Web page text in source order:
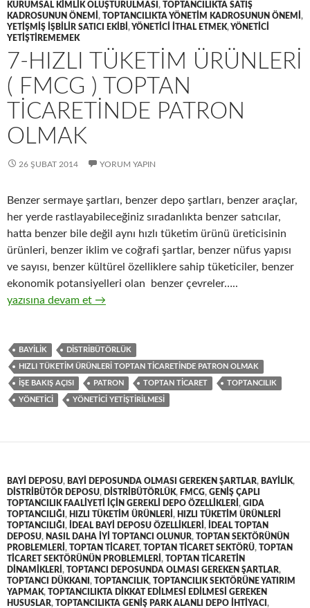
KURUMSAL KIMLIK OLUŞTURULMASI , TOPTANCILIKTA SATIŞ
KADROSUNUN ÖNEMI , TOPTANCILIKTA YÖNETIM KADROSUNUN ÖNEMI ,
YETIŞMIŞ IŞBILIR SATICI EKIBI ,YÖNETICI ITHAL ETMEK,YÖNETICI
YETIŞTIREMEMEK
7-HIZLI TÜKETIM ÜRÜNLERI
( FMCG ) TOPTAN
TICARETINDE PATRON
OLMAK
26 ŞUBAT 2014 YORUM YAPIN
Benzer sermaye şartları, benzer depo şartları, benzer araçlar,
her yerde rastlayabileceğiniz sıradanlıkta benzer satıcılar,
hatta benzer bile değil aynı hızlı tüketim ürünü üreticisinin
ürünleri, benzer iklim ve coğrafi şartlar, benzer nüfus yapısı
ve sayısı, benzer kültürel özelliklere sahip tüketiciler, benzer
ekonomik potansiyelleri olan benzer çevreler…..
7-Hızlı tüketim ürünleri ( FMCG ) toptan ticaretinde patron
yazısına devam et →
BAYILIK DISTRIBÜTÖRLÜK
HIZLI TÜKETIM ÜRÜNLERI TOPTAN TICARETINDE PATRON OLMAK
IŞE BAKIŞ AÇISI PATRON TOPTAN TICARET TOPTANCILIK
YÖNETICI YÖNETICI YETIŞTIRILMESI
BAYI DEPOSU, BAYI DEPOSUNDA OLMASI GEREKEN ŞARTLAR, BAYILIK,
DISTRIBÜTÖR DEPOSU, DISTRIBÜTÖRLÜK, FMCG, GENIŞ ÇAPLI
TOPTANCILIK FAALIYETI IÇIN GEREKLI DEPO ÖZELLIKLERI , GIDA
TOPTANCILIĞI , HIZLI TÜKETIM ÜRÜNLERI , HIZLI TÜKETIM ÜRÜNLERI
TOPTANCILIĞI , IDEAL BAYI DEPOSU ÖZELLIKLERI ,
IDEAL TOPTAN
DEPOSU, NASIL DAHA IYI TOPTANCI OLUNUR, TOPTAN SEKTÖRÜNÜN
PROBLEMLERI , TOPTAN TICARET, TOPTAN TICARET SEKTÖRÜ, TOPTAN
TICARET SEKTÖRÜNÜN PROBLEMLERI , TOPTAN TICARETIN
DINAMIKLERI , TOPTANCI DEPOSUNDA OLMASI GEREKEN ŞARTLAR,
TOPTANCI DÜKKANI , TOPTANCILIK, TOPTANCILIK SEKTÖRÜNE YATIRIM
YAPMAK, TOPTANCILIKTA DIKKAT EDILMESI EDILMESI GEREKEN
HUSUSLAR, TOPTANCILIKTA GENIŞ PARK ALANLI DEPO IHTIYACI ,